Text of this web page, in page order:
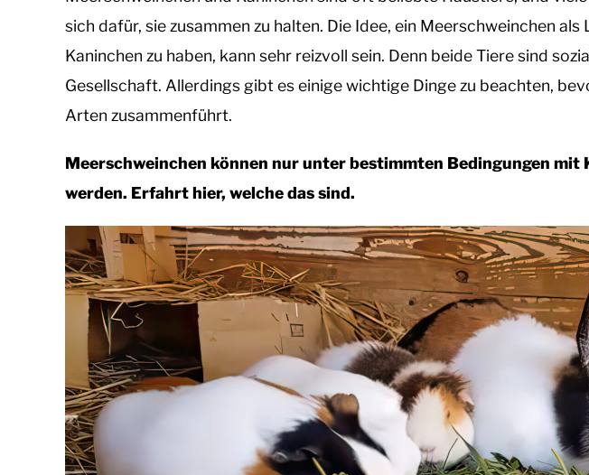
Haustierkumpels
andere
Tiere
sich dafür, sie zusammen zu halten. Die Idee, ein Meerschweinchen
Kaninchen zu haben, kann sehr reizvoll sein. Denn beide Tiere sind
Gesellschaft. Allerdings gibt es einige wichtige Dinge zu beachten,
Arten zusammenführt.
Meerschweinchen können nur unter bestimmten Bedingungen mit
werden. Erfahrt hier, welche das sind.